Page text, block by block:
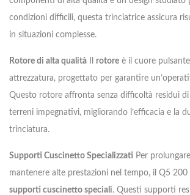
condizioni difficili, questa trinciatrice assicura
in situazioni complesse.
Rotore di alta qualità rotore è il cuore
attrezzatura, progettato per garantire
Questo rotore affronta senza difficoltà residui di
terreni impegnativi, migliorando l’efficacia e la
trinciatura.
Supporti Cuscinetto Specializzati Per
mantenere alte prestazioni nel tempo, il Q5
supporti cuscinetto speciali. Questi supporti